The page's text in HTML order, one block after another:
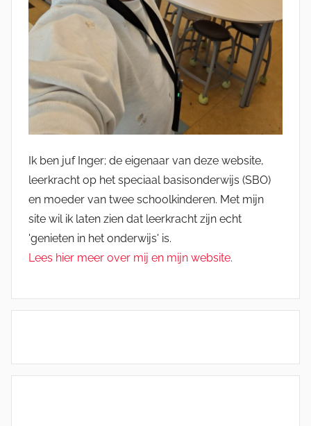
Ik ben juf Inger; de eigenaar van deze website,
leerkracht op het speciaal basisonderwijs (SBO)
en moeder van twee schoolkinderen. Met mijn
site wil ik laten zien dat leerkracht zijn echt
'genieten in het onderwijs' is.
Lees hier meer over mij en mijn website.